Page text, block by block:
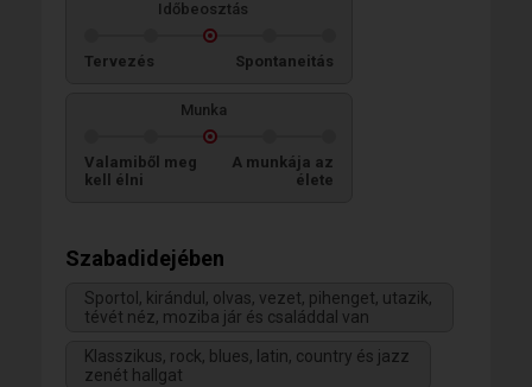
Időbeosztás
Tervezés Spontaneitás
Munka
Valamiből meg
kell élni
A munkája az
élete
Szabadidejében
Sportol, kirándul, olvas, vezet, pihenget, utazik,
tévét néz, moziba jár és családdal van
Klasszikus, rock, blues, latin, country és jazz
zenét hallgat